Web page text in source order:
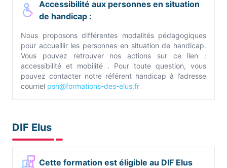
Accessibilité aux personnes en situation
de handicap :
Nous proposons différentes modalités pédagogiques
pour accueillir les personnes en situation de handicap.
Vous pouvez retrouver nos actions sur ce lien :
accessibilité et mobilité . Pour toute question, vous
pouvez contacter notre référent handicap à l’adresse
courriel psh@formations-des-elus.fr
DIF Elus
Cette formation est éligible au DIF Elus